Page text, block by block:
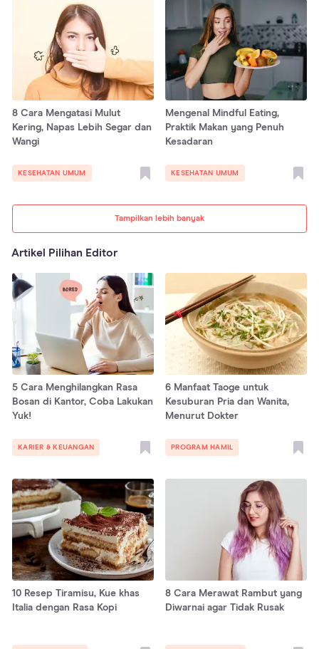
Tampilkan lebih banyak
8 Cara Mengatasi Mulut
Kering, Napas Lebih Segar dan
Wangi
KESEHATAN UMUM
Mengenal Mindful Eating,
Praktik Makan yang Penuh
Kesadaran
KESEHATAN UMUM
Artikel Pilihan Editor
5 Cara Menghilangkan Rasa
Bosan di Kantor, Coba Lakukan
Yuk!
KARIER & KEUANGAN
6 Manfaat Taoge untuk
Kesuburan Pria dan Wanita,
Menurut Dokter
PROGRAM HAMIL
10 Resep Tiramisu, Kue khas
Italia dengan Rasa Kopi
8 Cara Merawat Rambut yang
Diwarnai agar Tidak Rusak